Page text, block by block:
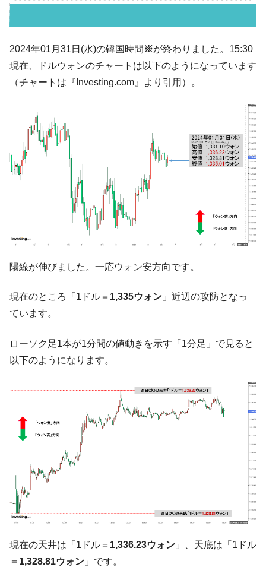
韓国「ここは北朝鮮なのか。選管がサーバ
ーにウソのデータを入力したのは明白だ」
言。
だ。
『Money1』
『韓国銀行』が「金の保有量を増やしま
す」⇒「金を経由するドル入手」手段ではないのか？
『Money1』
韓国･外為取引量「1日当たり1,214.4億ド
ル」まで拡大 ⇒ 海外資金の動きに強く左右される状態
韓国･帰ってきた李在明。李在明を支持しな
い「50.5％」に上昇
『Money1』
韓国大統領府ボンクラ政策室長が告発され
断
動」
『Money1』
『Money1』
韓国製造業「半導体絶好調」のウラで他業
種は全般的「不調」⇒ PSIが示す現況は決して良くない。
ン』1人当たり賠償10万ウォンを認定 ⇒ 総額3兆7,000億
『Money1』 韓国で猛暑。南東部では干ばつ
『Money1』
韓国型イージス搭載の次世代駆逐艦
「KDDX」1番艦、2032年竣工と公示
『Money1』
【対日本円】ウォン安が急進！ 日米の協調
に韓国がいっちょがみしたのでは。
『Money1』
韓国政府『BYD』車への補助金を全廃 ⇒ 実
は韓国で『BYD』車は売れている。6カ月で対前年同期比
1.9倍！
『Money1』
在韓米国大使スティールが着韓！⇒ さっそ
く空港に詰めかけ「出て行け！」「極右勢力」のプラカー
2024年01月31日(水)の韓国時間 ※が終わりました。15:30
現在、ドルウォンのチャートは以下のようになっています
（チャートは『Investing.com』より引用）。
陽線が伸びました。一応ウォン安方向です。
現在のところ「1ドル＝ 1,335ウォン 」近辺の攻防となっ
ています。
ローソク足1本が1分間の値動きを示す「1分足」で見ると
以下のようになります。
現在の天井は「1ドル＝ 1,336.23ウォン 」、天底は「1ドル
＝ 1,328.81ウォン 」です。